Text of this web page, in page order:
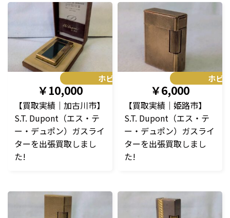
ホビー
￥10,000
【買取実績｜加古川市】
S.T. Dupont（エス・テ
ー・デュポン）ガスライ
ターを出張買取しまし
た!
ホビ
￥6,000
【買取実績｜姫路市】
S.T. Dupont（エス・テ
ー・デュポン）ガスライ
ターを出張買取しまし
た!